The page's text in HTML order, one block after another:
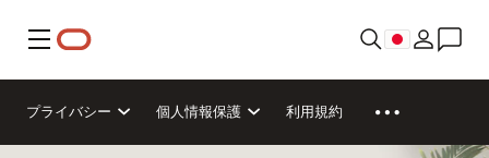
メニュー
プライバシー 個人情報保護 利用規約